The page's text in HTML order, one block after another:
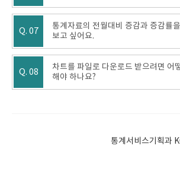
Q. 07
통계자료의 전월대비 증감과 증감률을
보고 싶어요.
Q. 08
차트를 파일로 다운로드 받으려면 어
해야 하나요?
통계서비스기획과